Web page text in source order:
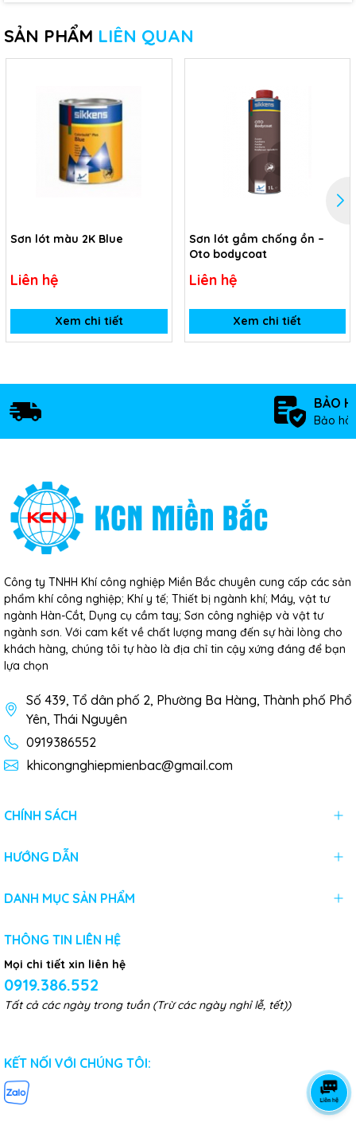
SẢN PHẨM LIÊN QUAN
Sơn lót màu 2K Blue
Liên hệ
Xem chi tiết
Sơn lót gầm chống ồn –
Oto bodycoat
Liên hệ
Xem chi tiết
BẢO
Bảo
Công ty TNHH Khí công nghiệp Miền Bắc chuyên cung cấp các sản
phẩm khí công nghiệp; Khí y tế; Thiết bị ngành khí; Máy, vật tư
ngành Hàn-Cắt, Dụng cụ cầm tay; Sơn công nghiệp và vật tư
ngành sơn. Với cam kết về chất lượng mang đến sự hài lòng cho
khách hàng, chúng tôi tự hào là địa chỉ tin cậy xứng đáng để bạn
lựa chọn
Số 439, Tổ dân phố 2, Phường Ba Hàng, Thành phố Phổ
Yên, Thái Nguyên
0919386552
khicongnghiepmienbac@gmail.com
CHÍNH SÁCH
HƯỚNG DẪN
DANH MỤC SẢN PHẨM
THÔNG TIN LIÊN HỆ
Mọi chi tiết xin liên hệ
0919.386.552
Tất cả các ngày trong tuần (Trừ các ngày nghỉ lễ, tết))
KẾT NỐI VỚI CHÚNG TÔI: